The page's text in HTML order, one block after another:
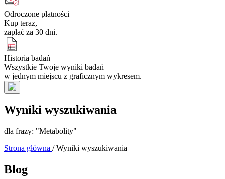
Odroczone płatności
Kup teraz,
zapłać za 30 dni.
Historia badań
Wszystkie Twoje wyniki badań
w jednym miejscu z graficznym wykresem.
Wyniki wyszukiwania
dla frazy: "Metabolity"
Strona główna / Wyniki wyszukiwania
Blog